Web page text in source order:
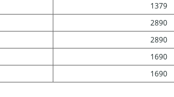
1379
2890
2890
1690
1690